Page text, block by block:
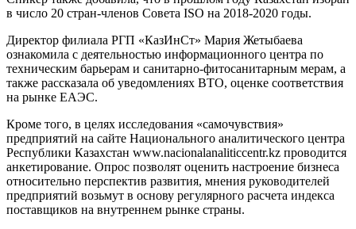
в число 20 стран-членов Совета ISO на 2018-2020 годы.
Директор филиала РГП «КазИнСт» Мария Жетыбаева
ознакомила с деятельностью информационного центра по
техническим барьерам и санитарно-фитосанитарным мерам, а
также рассказала об уведомлениях ВТО, оценке соответствия
на рынке ЕАЭС.
Кроме того, в целях исследования «самочувствия»
предприятий на сайте Национального аналитического центра
Республики Казахстан www.nacionalanaliticcentr.kz проводится
анкетирование. Опрос позволят оценить настроение бизнеса
относительно перспектив развития, мнения руководителей
предприятий возьмут в основу регулярного расчета индекса
поставщиков на внутреннем рынке страны.